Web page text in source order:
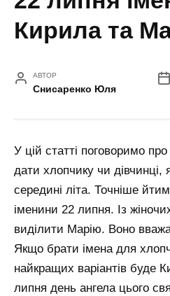
Кирила та
АВТОР
Снисаренко Юля
У цій статті поговоримо
дати хлопчику чи дівчинці,
середині літа. Точніше
іменини 22 липня. Із
виділити Марію. Воно
Якщо брати імена для
найкращих варіантів
липня день ангела цього